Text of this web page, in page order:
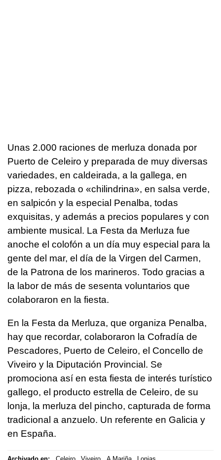
Unas 2.000 raciones de merluza donada por
Puerto de Celeiro y preparada de muy diversas
variedades, en caldeirada, a la gallega, en
pizza, rebozada o «chilindrina», en salsa verde,
en salpicón y la especial Penalba, todas
exquisitas, y además a precios populares y con
ambiente musical. La Festa da Merluza fue
anoche el colofón a un día muy especial para la
gente del mar, el día de la Virgen del Carmen,
de la Patrona de los marineros. Todo gracias a
la labor de más de sesenta voluntarios que
colaboraron en la fiesta.
En la Festa da Merluza, que organiza Penalba,
hay que recordar, colaboraron la Cofradía de
Pescadores, Puerto de Celeiro, el Concello de
Viveiro y la Diputación Provincial. Se
promociona así en esta fiesta de interés turístico
gallego, el producto estrella de Celeiro, de su
lonja, la merluza del pincho, capturada de forma
tradicional a anzuelo. Un referente en Galicia y
en España.